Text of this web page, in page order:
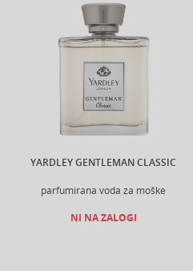
YARDLEY GENTLEMAN CLASSIC
parfumirana voda za moške
NI NA ZALOGI